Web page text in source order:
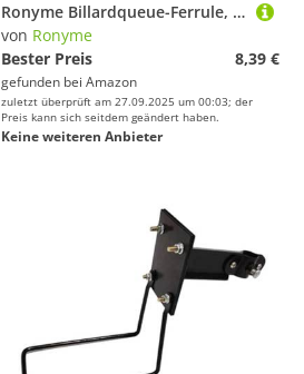
Ronyme Billardqueue-Ferrule, Pool-Spitze, zu installierende Ersatzteile für Snooker-Reparaturen, leichtes Pool-Queue-Ferrulenrohr, 13 X 13.5 Mm
von Ronyme
Bester Preis
8,39 €
gefunden bei Amazon
zuletzt überprüft am 27.09.2025 um 00:03; der
Preis kann sich seitdem geändert haben.
Keine weiteren Anbieter